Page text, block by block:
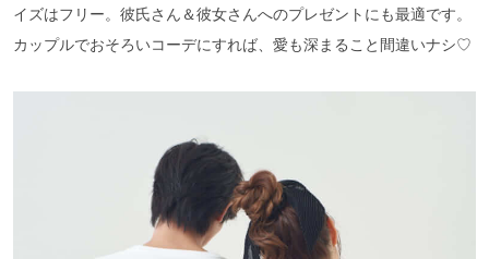
イズはフリー。彼氏さん＆彼女さんへのプレゼントにも最適です。
カップルでおそろいコーデにすれば、愛も深まること間違いナシ♡